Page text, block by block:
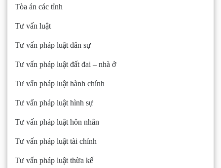
Tòa án các tỉnh
Tư vấn luật
Tư vấn pháp luật dân sự
Tư vấn pháp luật đất đai – nhà ở
Tư vấn pháp luật hành chính
Tư vấn pháp luật hình sự
Tư vấn pháp luật hôn nhân
Tư vấn pháp luật tài chính
Tư vấn pháp luật thừa kế